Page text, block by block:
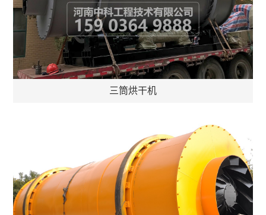
三筒烘干机